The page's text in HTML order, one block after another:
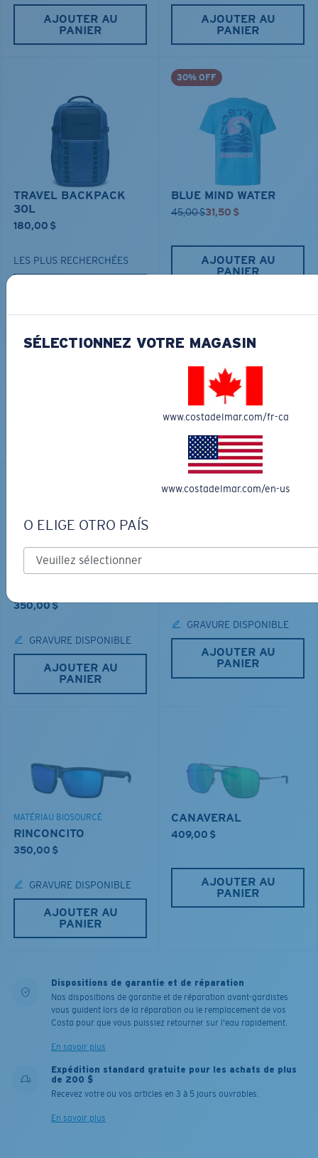
AJOUTER AU
PANIER
AJOUTER AU
PANIER
TRAVEL BACKPACK
30L
180,00 $
LES PLUS RECHERCHÉES
30% OFF
BLUE MIND WATER
45,00 $31,50 $
AJOUTER AU
PANIER
COURONNEZ VOTRE AVENTURE
AVEC LES LUNETTES DE SOLEIL
PARFAITES
MATÉRIAU BIOSOURCÉ
350,00 $
GRAVURE DISPONIBLE
AJOUTER AU
PANIER
LOS ALIJOS
GRAVURE DISPONIBLE
AJOUTER AU
PANIER
MATÉRIAU BIOSOURCÉ
RINCONCITO
350,00 $
GRAVURE DISPONIBLE
AJOUTER AU
PANIER
CANAVERAL
409,00 $
AJOUTER AU
PANIER
Dispositions de garantie et de réparation
Nos dispositions de garantie et de réparation avant-gardistes
vous guident lors de la réparation ou le remplacement de vos
Costa pour que vous puissiez retourner sur l'eau rapidement.
En savoir plus
Expédition standard gratuite pour les achats de plus
de 200 $
Recevez votre ou vos articles en 3 à 5 jours ouvrables.
En savoir plus
SÉLECTIONNEZ VOTRE MAGASIN
www.costadelmar.com/fr-ca
www.costadelmar.com/en-us
O ELIGE OTRO PAÍS